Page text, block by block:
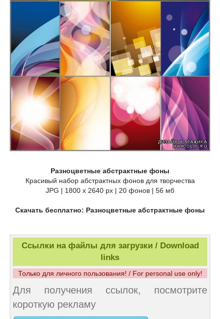
Разноцветные абстрактные фоны
Красивый набор абстрактных фонов для творчества
JPG | 1800 x 2640 px | 20 фонов | 56 мб
Скачать бесплатно: Разноцветные абстрактные фоны
Ссылки на файлы для загрузки / Download
links
Только для личного пользования! / For personal use only!
Для получения ссылок, посмотрите
короткую рекламу